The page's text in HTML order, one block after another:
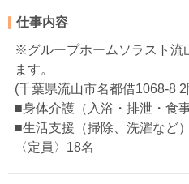
仕事内容
※グループホームソラスト流
ます。
(千葉県流山市名都借1068-8 2
■身体介護（入浴・排泄・食
■生活支援（掃除、洗濯など）
〈定員〉18名